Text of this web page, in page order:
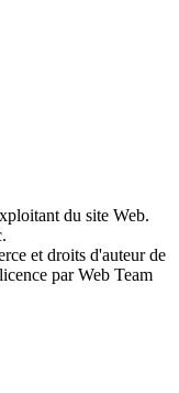
du site Web.
et droits d'auteur de
par Web Team